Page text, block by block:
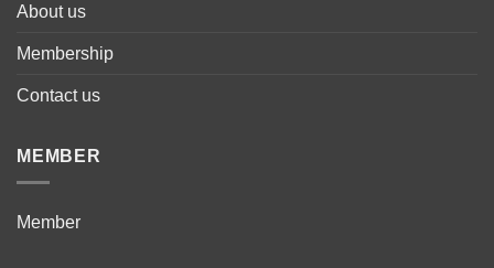
About us
Membership
Contact us
MEMBER
Member